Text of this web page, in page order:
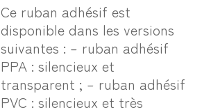
Ce ruban adhésif est
disponible dans les versions
suivantes : – ruban adhésif
PPA : silencieux et
transparent ; – ruban adhésif
PVC : silencieux et très